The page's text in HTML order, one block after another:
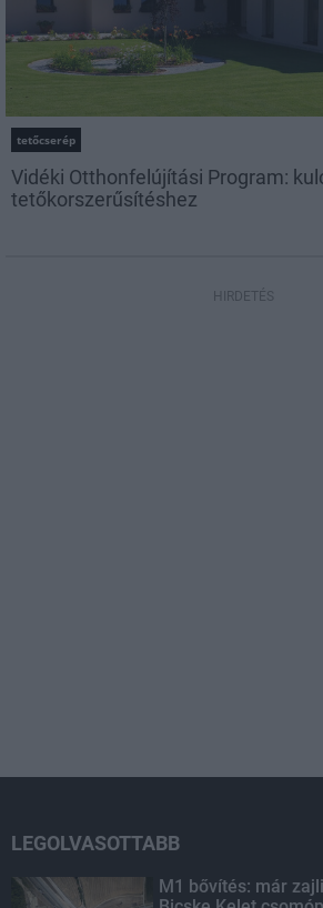
tetőcserép
Vidéki Otthonfelújítási Program:
tetőkorszerűsítéshez
HIRDETÉS
LEGOLVASOTTABB
M1 bővítés: már